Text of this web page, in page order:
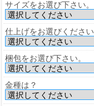
サイズをお選び下さい。
仕上げをお選びください
梱包をお選び下さい。
金種は？